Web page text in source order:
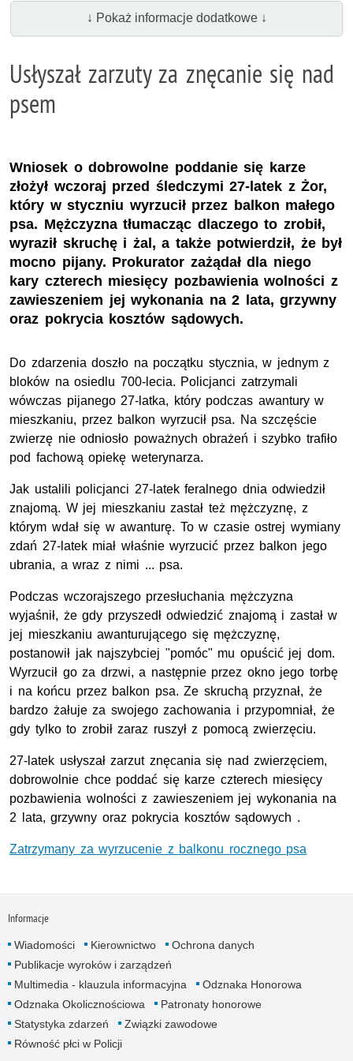
↓ Pokaż informacje dodatkowe ↓
Usłyszał zarzuty za znęcanie się nad
psem
Wniosek o dobrowolne poddanie się karze
złożył wczoraj przed śledczymi 27-latek z Żor,
który w styczniu wyrzucił przez balkon małego
psa. Mężczyzna tłumacząc dlaczego to zrobił,
wyraził skruchę i żal, a także potwierdził, że był
mocno pijany. Prokurator zażądał dla niego
kary czterech miesięcy pozbawienia wolności z
zawieszeniem jej wykonania na 2 lata, grzywny
oraz pokrycia kosztów sądowych.
Do zdarzenia doszło na początku stycznia, w jednym z
bloków na osiedlu 700-lecia. Policjanci zatrzymali
wówczas pijanego 27-latka, który podczas awantury w
mieszkaniu, przez balkon wyrzucił psa. Na szczęście
zwierzę nie odniosło poważnych obrażeń i szybko trafiło
pod fachową opiekę weterynarza.
Jak ustalili policjanci 27-latek feralnego dnia odwiedził
znajomą. W jej mieszkaniu zastał też mężczyznę, z
którym wdał się w awanturę. To w czasie ostrej wymiany
zdań 27-latek miał właśnie wyrzucić przez balkon jego
ubrania, a wraz z nimi ... psa.
Podczas wczorajszego przesłuchania mężczyzna
wyjaśnił, że gdy przyszedł odwiedzić znajomą i zastał w
jej mieszkaniu awanturującego się mężczyznę,
postanowił jak najszybciej "pomóc" mu opuścić jej dom.
Wyrzucił go za drzwi, a następnie przez okno jego torbę
i na końcu przez balkon psa. Ze skruchą przyznał, że
bardzo żałuje za swojego zachowania i przypomniał, że
gdy tylko to zrobił zaraz ruszył z pomocą zwierzęciu.
27-latek usłyszał zarzut znęcania się nad zwierzęciem,
dobrowolnie chce poddać się karze czterech miesięcy
pozbawienia wolności z zawieszeniem jej wykonania na
2 lata, grzywny oraz pokrycia kosztów sądowych .
Zatrzymany za wyrzucenie z balkonu rocznego psa
Informacje
Wiadomości Kierownictwo
Ochrona danych
Publikacje wyroków i zarządzeń
Multimedia - klauzula informacyjna
Odznaka Honorowa
Odznaka Okolicznościowa
Patronaty honorowe
Statystyka zdarzeń
Związki zawodowe
Równość płci w Policji